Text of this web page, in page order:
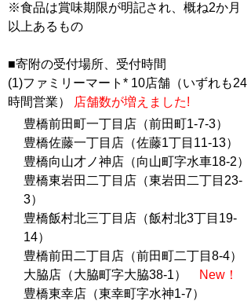
※食品は賞味期限が明記され、概ね2か月
以上あるもの
■寄附の受付場所、受付時間
(1)ファミリーマート* 10店舗（いずれも24
時間営業）
店舗数が増えました!
豊橋前田町一丁目店（前田町1-7-3）
豊橋佐藤一丁目店（佐藤1丁目11-13）
豊橋向山才ノ神店（向山町字水車18-2）
豊橋東岩田二丁目店（東岩田二丁目23-
3）
豊橋飯村北三丁目店（飯村北3丁目19-
14）
豊橋前田二丁目店（前田町二丁目8-4）
大脇店（大脇町字大脇38-1）
New！
豊橋東幸店（東幸町字水神1-7）